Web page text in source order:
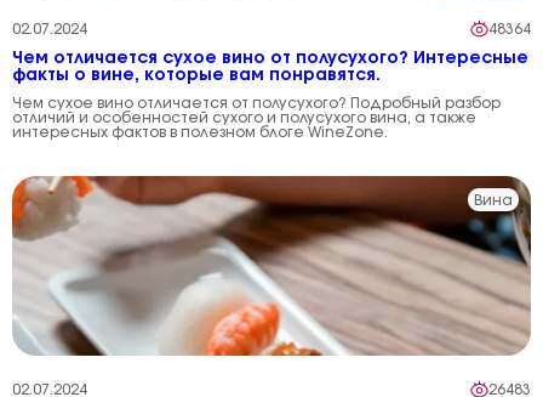
02.07.2024 48364
Чем отличается сухое вино от полусухого? Интересные
факты о вине, которые вам понравятся.
Чем сухое вино отличается от полусухого? Подробный разбор
отличий и особенностей сухого и полусухого вина, а также
интересных фактов в полезном блоге WineZone.
Вина
02.07.2024 26483